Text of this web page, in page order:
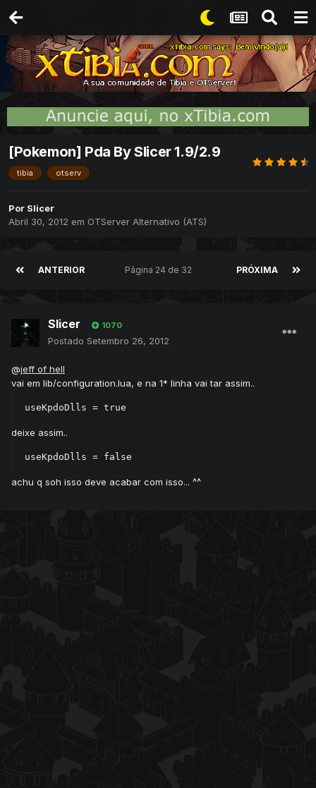
[Pokemon] Pda By Slicer 1.9/2.9
tibia otserv
Por Slicer
Abril 30, 2012 em OTServer Alternativo (ATS)
ANTERIOR PRÓXIMA
Página 24 de 32
Slicer 1070
Postado Setembro 26, 2012
@jeff of hell
vai em lib/configuration.lua, e na 1* linha vai tar assim..
useKpdoDlls = true
deixe assim..
useKpdoDlls = false
achu q soh isso deve acabar com isso... ^^